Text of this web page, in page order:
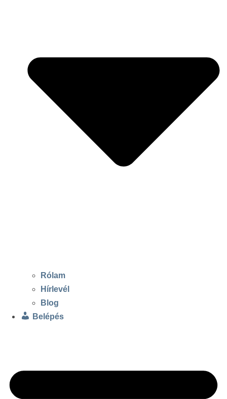
Rólam
Hírlevél
Blog
Belépés